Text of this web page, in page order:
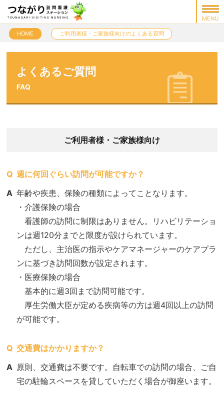
HOME ご利用者様・ご家族様向けのよくある質問
よくあるご質問
FAQ
ご利用者様・ご家族様向け
Q 週に何回ぐらい訪問が可能ですか？
A 年齢や疾患、保険の種類によってことなります。
・介護保険の場合
看護師の訪問に制限はありません。リハビリテーショ
ンは週120分までと限度が設けられています。
ただし、主治医の指示やケアマネージャーのケアプラ
ンに基づき訪問回数が設定されます。
・医療保険の場合
基本的に週3回まで訪問可能です。
厚生労働大臣が定める疾病等の方は週4回以上の訪問
が可能です。
Q 交通費はかかりますか？
A 原則、交通費は不要です。自転車での訪問の場合、ご自
宅の駐輪スペースを貸していただく場合が御座います。